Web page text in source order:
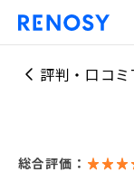
評判・口コ
総合評価：